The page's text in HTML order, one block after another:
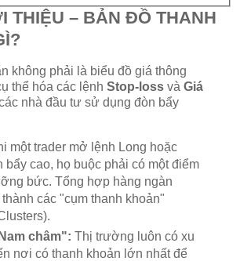
THIỆU – BẢN ĐỒ THANH
không phải là biểu đồ giá thông
thể hóa các lệnh Stop-loss và Giá
nhà đầu tư sử dụng đòn bẩy
một trader mở lệnh Long hoặc
bẩy cao, họ buộc phải có một điểm
bức. Tổng hợp hàng ngàn
các "cụm thanh khoản"
châm": Thị trường luôn có xu
nơi có thanh khoản lớn nhất để